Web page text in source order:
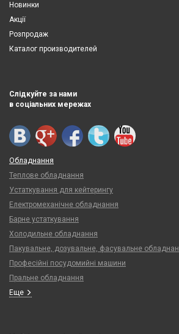
Новинки
Акції
Розпродаж
Каталог производителей
Слідкуйте за нами
в соціальних мережах
Обладнання
Теплове обладнання
Устаткування для кейтерингу
Електромеханічне обладнання
Барне устаткування
Холодильне обладнання
Пакувальне, дозувальне, фасувальне
Професійні посудомийні машини
Пральне обладнання
Еще